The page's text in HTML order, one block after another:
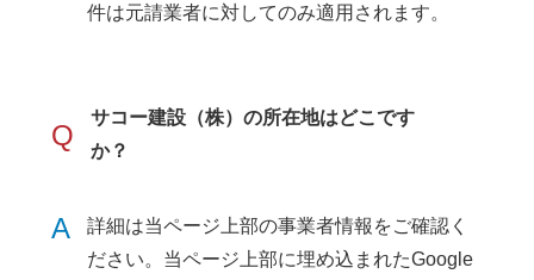
件は元請業者に対してのみ適用されます。
Q
サコー建設（株）の所在地はどこです
か？
A
詳細は当ページ上部の事業者情報をご確認く
ださい。当ページ上部に埋め込まれたGoogle